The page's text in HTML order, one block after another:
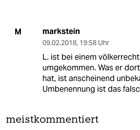
M markstein
09.02.2018, 19:58 Uhr
L. ist bei einem
umgekommen. Was er
hat, ist anscheinend
Umbenennung ist das
meistkommentiert